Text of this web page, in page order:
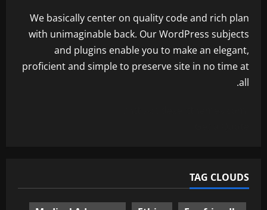
We basically center on quality code and rich plan
with unimaginable back. Our WordPress subjects
and plugins enable you to make an elegant,
proficient and simple to preserve site in no time at
all.
TAG CLOUDS